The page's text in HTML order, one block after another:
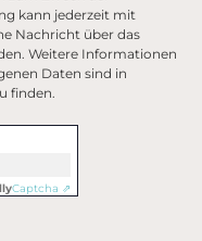
kann jederzeit mit
Nachricht über das
Weitere Informationen
Daten sind in
finden.
Captcha ⇗